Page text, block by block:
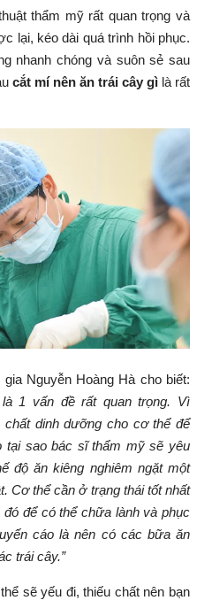
thẩm mỹ rất quan trọng và
lại, kéo dài quá trình hồi phục.
nhanh chóng và suôn sẻ sau
cắt mí nên ăn trái cây gì là rất
Nguyễn Hoàng Hà cho biết:
1 vấn đề rất quan trọng. Vì
dinh dưỡng cho cơ thể để
tại sao bác sĩ thẩm mỹ sẽ yêu
độ ăn kiêng nghiêm ngặt một
Cơ thể cần ở trạng thái tốt nhất
để có thể chữa lành và phục
cáo là nên có các bữa ăn
trái cây.”
sẽ yếu đi, thiếu chất nên bạn